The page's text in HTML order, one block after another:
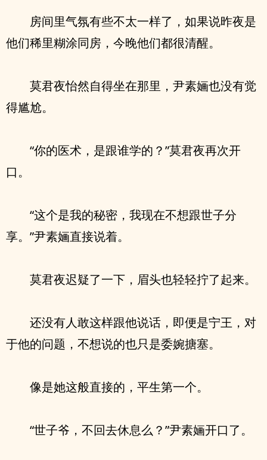
房间里气氛有些不太一样了，如果说昨夜是
他们稀里糊涂同房，今晚他们都很清醒。
莫君夜怡然自得坐在那里，尹素婳也没有觉
得尴尬。
“你的医术，是跟谁学的？”莫君夜再次开
口。
“这个是我的秘密，我现在不想跟世子分
享。”尹素婳直接说着。
莫君夜迟疑了一下，眉头也轻轻拧了起来。
还没有人敢这样跟他说话，即便是宁王，对
于他的问题，不想说的也只是委婉搪塞。
像是她这般直接的，平生第一个。
“世子爷，不回去休息么？”尹素婳开口了。